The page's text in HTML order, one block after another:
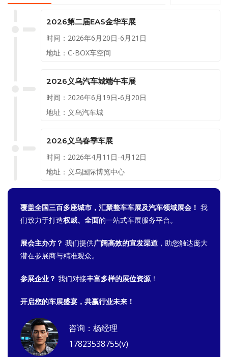
2026第二届EAS金华车展
时间：2026年6月20日-6月21日
地址：C-BOX车空间
2026义乌汽车城端午车展
时间：2026年6月19日-6月20日
地址：义乌汽车城
2026义乌春季车展
时间：2026年4月11日-4月12日
地址：义乌国际博览中心
覆盖全国三百多座城市，汇聚整车车展及汽车领域展会！ 我
们致力于打造权威、全面的一站式车展服务平台。
展会主办方？ 我们提供广阔高效的宣发渠道 ，助您触达庞大
潜在参展商与精准观众。
参展企业？ 我们对接丰富多样的展位资源！
开启您的车展盛宴，共赢行业未来！
咨询：杨经理
17823538755(v)